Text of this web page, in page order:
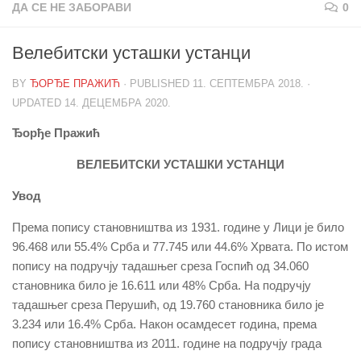
ДА СЕ НЕ ЗАБОРАВИ 0
Велебитски усташки устанци
BY ЂОРЂЕ ПРАЖИЋ · PUBLISHED 11. СЕПТЕМБРА 2018. ·
UPDATED 14. ДЕЦЕМБРА 2020.
Ђорђе Пражић
ВЕЛЕБИТСКИ УСТАШКИ УСТАНЦИ
Увод
Према попису становништва из 1931. године у Лици је било
96.468 или 55.4% Срба и 77.745 или 44.6% Хрвата. По истом
попису на подручју тадашњег среза Госпић од 34.060
становника било је 16.611 или 48% Срба. На подручју
тадашњег среза Перушић, од 19.760 становника било је
3.234 или 16.4% Срба. Након осамдесет година, према
попису становништва из 2011. године на подручју града